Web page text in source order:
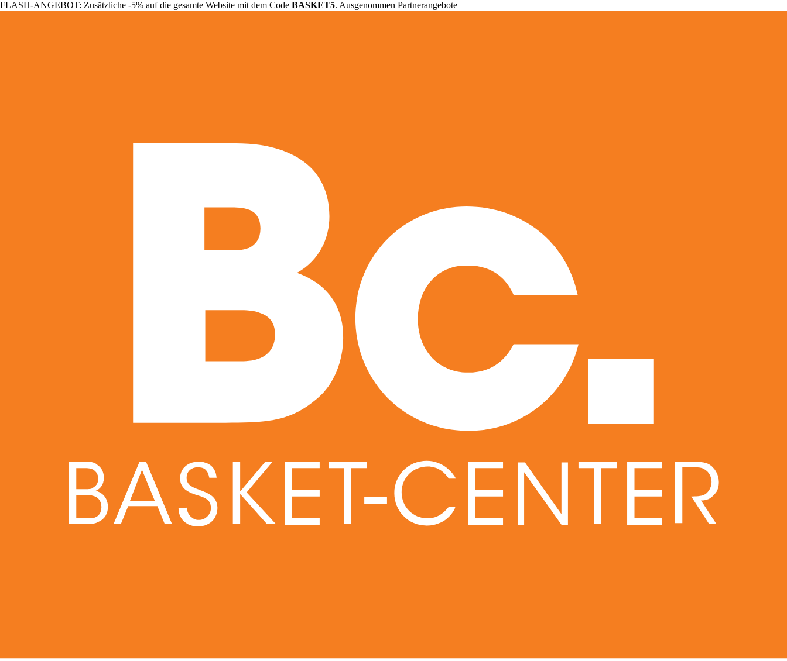
FLASH-ANGEBOT: Zusätzliche -5% auf die gesamte Website mit dem Code BASKET5. Ausgenommen Partnerangebote